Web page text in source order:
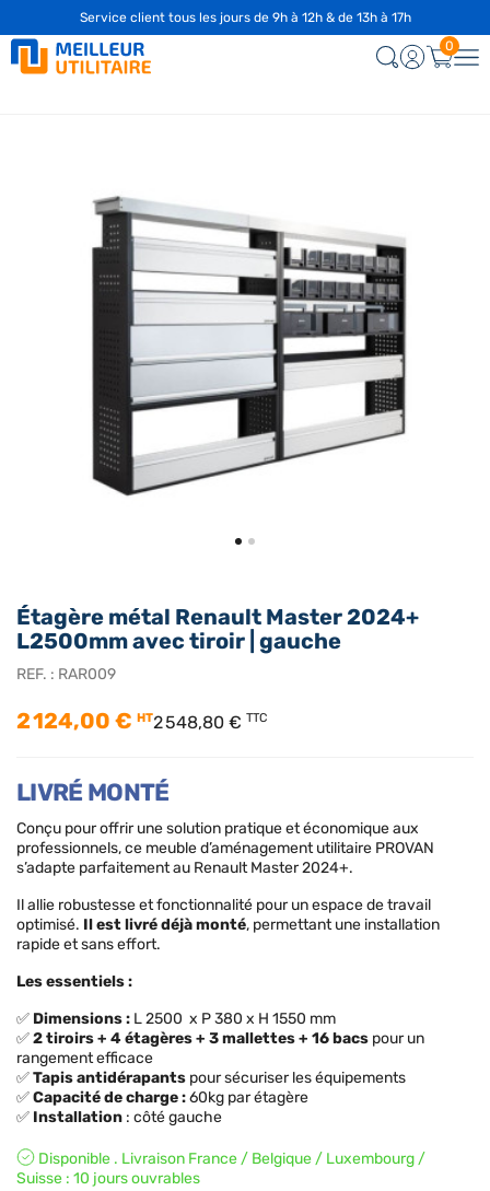
Étagère métal Renault Master 2024+
L2500mm avec tiroir | gauche
REF. : RAR009
2 124,00 € HT2 548,80 € TTC
LIVRÉ MONTÉ
Conçu pour offrir une solution pratique et économique aux
professionnels, ce meuble d’aménagement utilitaire PROVAN
s’adapte parfaitement au Renault Master 2024+.
Il allie robustesse et fonctionnalité pour un espace de travail
optimisé. Il est livré déjà monté, permettant une installation
rapide et sans effort.
Les essentiels :
✅ Dimensions: L 2500 x P 380 x H 1550 mm
✅2 tiroirs + 4 étagères + 3 mallettes + 16 bacs pour un
rangement efficace
✅Tapis antidérapants pour sécuriser les équipements
✅Capacité de charge:60kg par étagère
✅ Installation : côté gauche
Disponible . Livraison France / Belgique / Luxembourg /
Suisse : 10 jours ouvrables
Service client tous les jours de 9h à 12h & de 13h à 17h
0